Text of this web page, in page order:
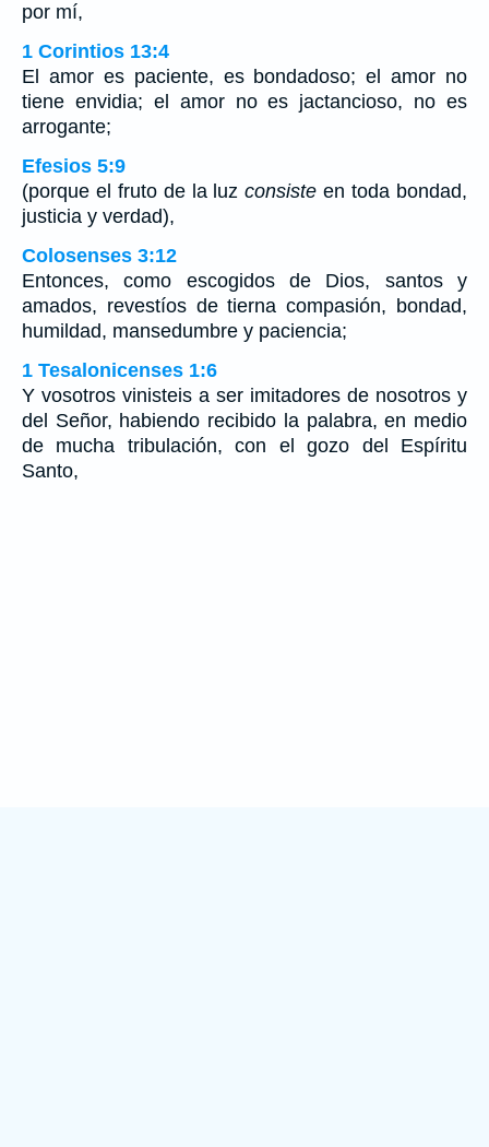
por mí,
1 Corintios 13:4
El amor es paciente, es bondadoso; el amor no
tiene envidia; el amor no es jactancioso, no es
arrogante;
Efesios 5:9
(porque el fruto de la luzconsiste en toda bondad,
justicia y verdad),
Colosenses 3:12
Entonces, como escogidos de Dios, santos y
amados, revestíos de tierna compasión, bondad,
humildad, mansedumbre y paciencia;
1 Tesalonicenses 1:6
Y vosotros vinisteis a ser imitadores de nosotros y
del Señor, habiendo recibido la palabra, en medio
de mucha tribulación, con el gozo del Espíritu
Santo,